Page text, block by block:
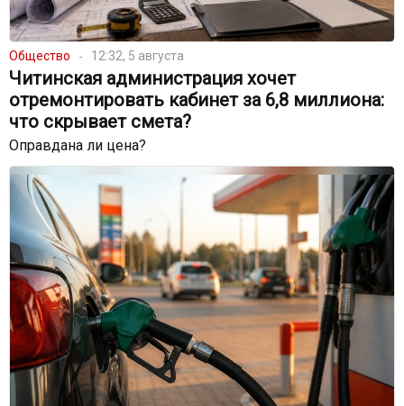
Общество 12:32, 5 августа
Читинская администрация хочет
отремонтировать кабинет за 6,8 миллиона:
что скрывает смета?
Оправдана ли цена?